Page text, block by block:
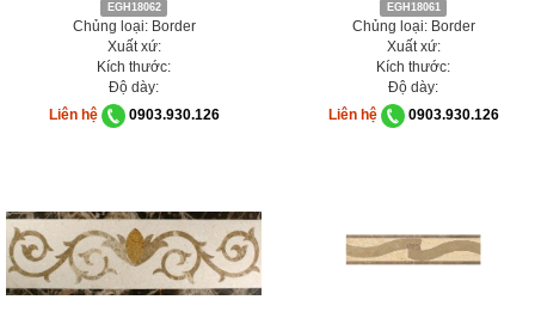
EGH18062
Chủng loại: Border
Xuất xứ:
Kích thước:
Độ dày:
Liên hệ
0903.930.126
EGH18061
Chủng loại: Border
Xuất xứ:
Kích thước:
Độ dày:
Liên hệ
0903.930.126